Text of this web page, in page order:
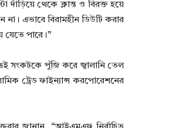
থেকে ক্লান্ত ও বিরক্ত হয়ে
এভাবে বিরামহীন ডিউটি করার
যেতে পারে।”
এই সংকটকে পুঁজি করে জ্বালানি তেল
ট্রেড ফাইন্যান্স করপোরেশনের